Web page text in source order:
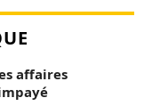
affaires